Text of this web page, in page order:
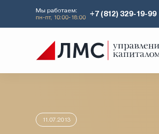
Мы работаем:
пн-пт, 10:00-18:00
+7 (812) 329-19-99
Главная Аналитика
11.07.2013